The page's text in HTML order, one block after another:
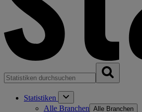
Statistiken
Alle Branchen Alle Branchen